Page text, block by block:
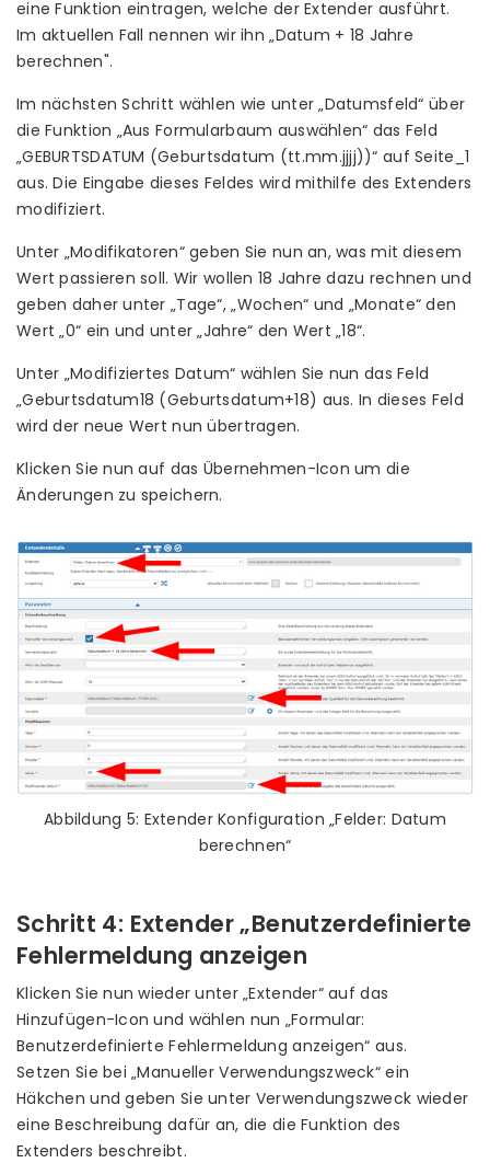
eine Funktion eintragen, welche der Extender ausführt.
Im aktuellen Fall nennen wir ihn „Datum + 18 Jahre
berechnen".
Im nächsten Schritt wählen wie unter „Datumsfeld“ über
die Funktion „Aus Formularbaum auswählen“ das Feld
„GEBURTSDATUM (Geburtsdatum (tt.mm.jjjj))“ auf Seite_1
aus. Die Eingabe dieses Feldes wird mithilfe des Extenders
modifiziert.
Unter „Modifikatoren“ geben Sie nun an, was mit diesem
Wert passieren soll. Wir wollen 18 Jahre dazu rechnen und
geben daher unter „Tage“, „Wochen“ und „Monate“ den
Wert „0“ ein und unter „Jahre“ den Wert „18“.
Unter „Modifiziertes Datum“ wählen Sie nun das Feld
„Geburtsdatum18 (Geburtsdatum+18) aus. In dieses Feld
wird der neue Wert nun übertragen.
Klicken Sie nun auf das Übernehmen-Icon um die
Änderungen zu speichern.
Abbildung 5: Extender Konfiguration „Felder: Datum
berechnen“
Schritt 4: Extender „Benutzerdefinierte
Fehlermeldung anzeigen
Klicken Sie nun wieder unter „Extender“ auf das
Hinzufügen-Icon und wählen nun „Formular:
Benutzerdefinierte Fehlermeldung anzeigen“ aus.
Setzen Sie bei „Manueller Verwendungszweck“ ein
Häkchen und geben Sie unter Verwendungszweck wieder
eine Beschreibung dafür an, die die Funktion des
Extenders beschreibt.